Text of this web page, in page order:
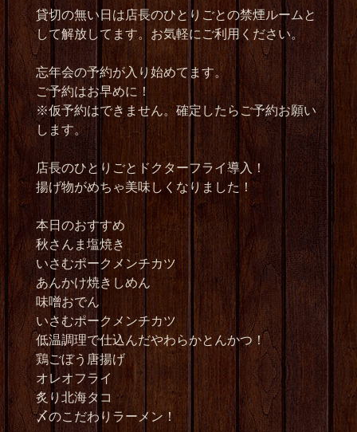
貸切の無い日は店長のひとりごとの禁煙ルームと
して解放してます。お気軽にご利用ください。
忘年会の予約が入り始めてます。
ご予約はお早めに！
※仮予約はできません。確定したらご予約お願い
します。
店長のひとりごとドクターフライ導入！
揚げ物がめちゃ美味しくなりました！
本日のおすすめ
秋さんま塩焼き
いさむポークメンチカツ
あんかけ焼きしめん
味噌おでん
いさむポークメンチカツ
低温調理で仕込んだやわらかとんかつ！
鶏ごぼう唐揚げ
オレオフライ
炙り北海タコ
〆のこだわりラーメン！